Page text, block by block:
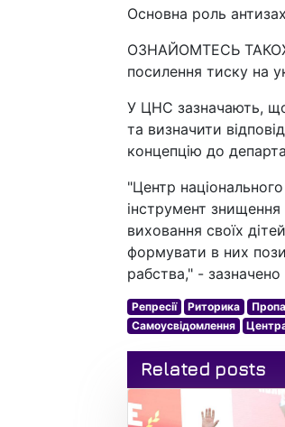
Основна роль
ОЗНАЙОМТЕСЬ ТАКОЖ:
посилення тиску на
У ЦНС зазначають,
та визначити
концепцію до
"Центр
інструмент знищення
виховання своїх
формувати в них
рабства," - зазначено
Репресії Риторика
Самоусвідомлення
Related posts